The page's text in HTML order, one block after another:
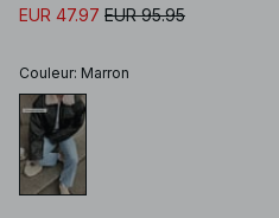
EUR 47.97 EUR 95.95
Couleur: Marron